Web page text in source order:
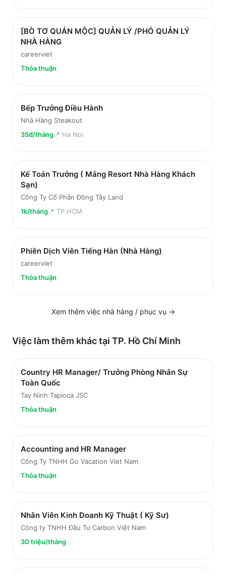
[BÒ TƠ QUÁN MỘC] QUẢN LÝ /PHÓ QUẢN LÝ
NHÀ HÀNG
careerviet
Thỏa thuận
Bếp Trưởng Điều Hành
Nhà Hàng Steakout
35đ/tháng📍 Ha Noi
Kế Toán Trưởng ( Mảng Resort Nhà Hàng Khách
Sạn)
Công Ty Cổ Phần Đông Tây Land
1k/tháng📍 TP.HCM
Phiên Dịch Viên Tiếng Hàn (Nhà Hàng)
careerviet
Thỏa thuận
Xem thêm việc nhà hàng / phục vụ →
Việc làm thêm khác tại TP. Hồ Chí Minh
Country HR Manager/ Trưởng Phòng Nhân Sự
Toàn Quốc
Tay Ninh Tapioca JSC
Thỏa thuận
Accounting and HR Manager
Công Ty TNHH Go Vacation Viet Nam
Thỏa thuận
Nhân Viên Kinh Doanh Kỹ Thuật ( Kỹ Sư)
Công ty TNHH Đầu Tư Carbon Việt Nam
30 triệu/tháng